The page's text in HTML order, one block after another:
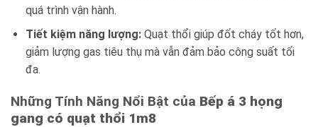
quá trình vận hành.
Tiết kiệm năng lượng:Quạt thổi giúp đốt cháy tốt hơn,
giảm lượng gas tiêu thụ mà vẫn đảm bảo công suất tối
đa.
Những Tính Năng Nổi Bật của Bếp á 3 họng
gang có quạt thổi 1m8